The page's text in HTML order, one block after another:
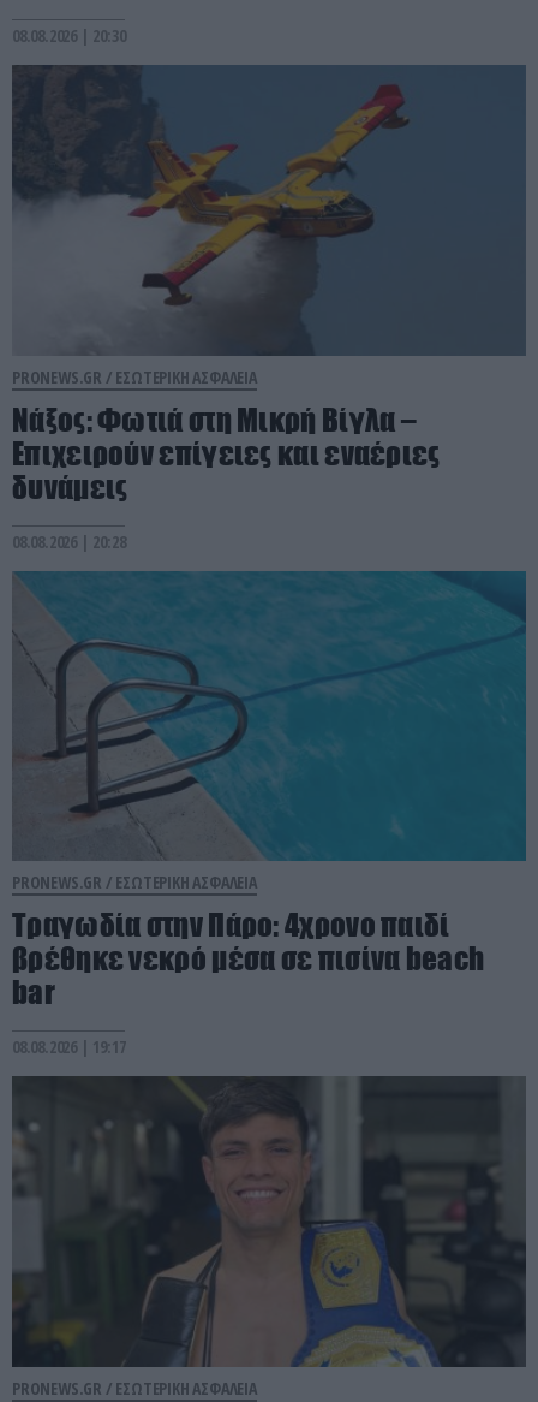
08.08.2026 | 20:30
PRONEWS.GR / ΕΣΩΤΕΡΙΚΗ ΑΣΦΑΛΕΙΑ
Νάξος: Φωτιά στη Μικρή Βίγλα –
Επιχειρούν επίγειες και εναέριες
δυνάμεις
08.08.2026 | 20:28
PRONEWS.GR / ΕΣΩΤΕΡΙΚΗ ΑΣΦΑΛΕΙΑ
Τραγωδία στην Πάρο: 4χρονο παιδί
βρέθηκε νεκρό μέσα σε πισίνα beach
bar
08.08.2026 | 19:17
PRONEWS.GR / ΕΣΩΤΕΡΙΚΗ ΑΣΦΑΛΕΙΑ